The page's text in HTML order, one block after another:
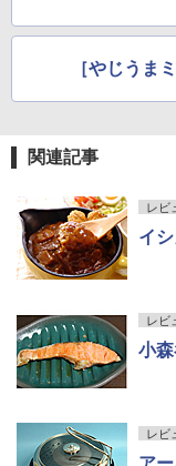
［やじうま
関連記事
レビ
イ
レビ
小森
レビ